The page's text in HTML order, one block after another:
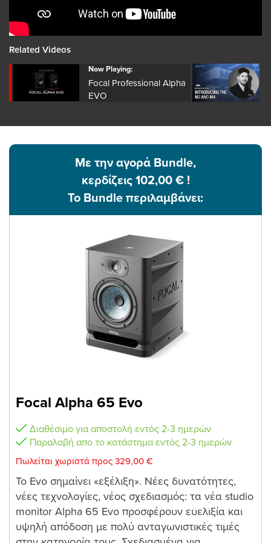
Related Videos
Now Playing:
Focal Professional Alpha
EVO
Με την αγορά Bundle,
κερδίζεις 102,00 € !
Το Bundle περιλαμβάνει:
Focal Alpha 65 Evo
Διαθέσιμο για αποστολή εντός 2-3 ημερών
Παραλαβή απο το κατάστημα εντός 2-3 ημερών
Πωλείται χωριστά προς 329,00 €
Το Evo σημαίνει «εξέλιξη». Νέες δυνατότητες,
νέες τεχνολογίες, νέος σχεδιασμός: τα νέα studio
monitor Alpha 65 Evo προσφέρουν ευελιξία και
υψηλή απόδοση με πολύ ανταγωνιστικές τιμές